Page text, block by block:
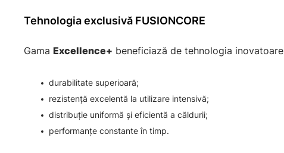
Tehnologia exclusivă FUSIONCORE
Gama Excellence+ beneficiază de tehnologia inovatoare
durabilitate superioară;
rezistență excelentă la utilizare intensivă;
distribuție uniformă și eficientă a căldurii;
performanțe constante în timp.